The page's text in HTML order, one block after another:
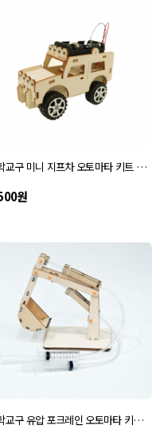
과학교구 미니 지프차 오토마타 키트 자체설명서
원
과학교구 유압 포크레인 오토마타 키트 자체설명서